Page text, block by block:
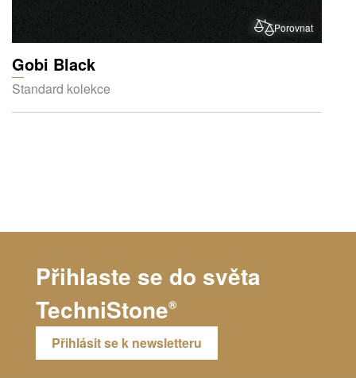
Porovnat
Gobi Black
Standard kolekce
Přihlaste se do světa
TechniStone®
Přihlásit se k newsletteru